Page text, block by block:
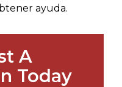
ayuda.
A
Today